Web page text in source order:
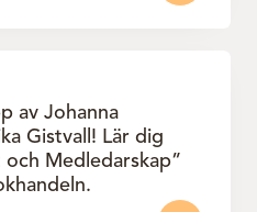
av Johanna
Gistvall! Lär dig
Medledarskap”